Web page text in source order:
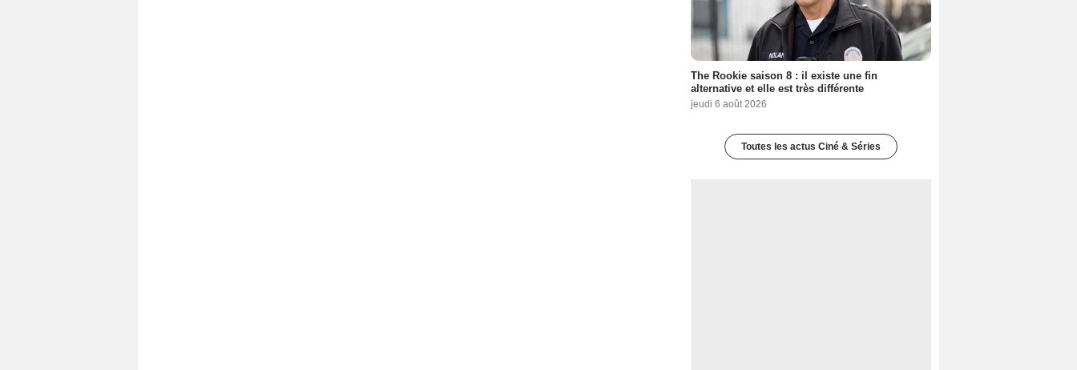
The Rookie saison 8 : il existe une fin
alternative et elle est très différente
jeudi 6 août 2026
Toutes les actus Ciné & Séries